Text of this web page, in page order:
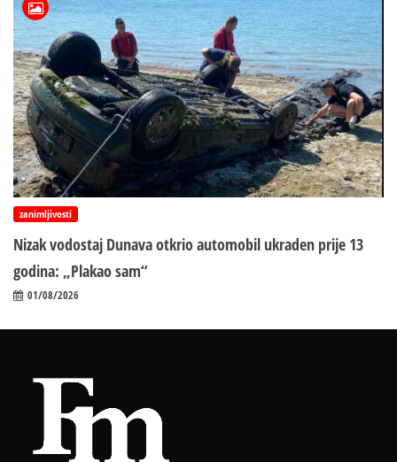
zanimljivosti
Nizak vodostaj Dunava otkrio automobil ukraden prije 13
godina: „Plakao sam“
01/08/2026